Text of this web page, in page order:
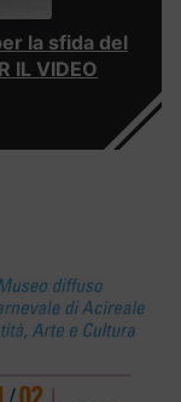
la sfida del
IL VIDEO